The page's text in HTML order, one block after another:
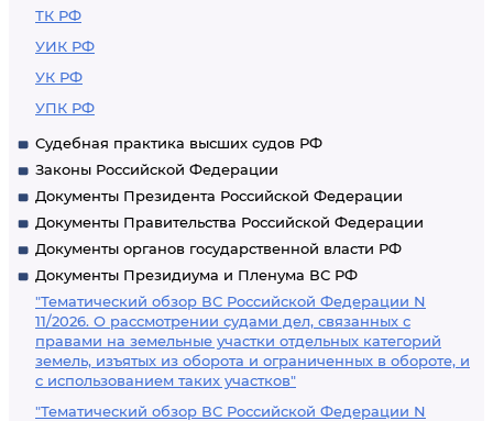
ТК РФ
УИК РФ
УК РФ
УПК РФ
Судебная практика высших судов РФ
Законы Российской Федерации
Документы Президента Российской Федерации
Документы Правительства Российской Федерации
Документы органов государственной власти РФ
Документы Президиума и Пленума ВС РФ
"Тематический обзор ВС Российской Федерации N
11/2026. О рассмотрении судами дел, связанных с
правами на земельные участки отдельных категорий
земель, изъятых из оборота и ограниченных в обороте, и
с использованием таких участков"
"Тематический обзор ВС Российской Федерации N